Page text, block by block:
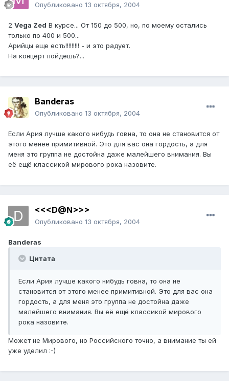
Опубликовано 13 октября, 2004
2 Vega Zed В курсе... От 150 до 500, но, по моему остались
только по 400 и 500...
Арийцы еще есть!!!!!!!!! - и это радует.
На концерт пойдешь?...
Banderas
Опубликовано 13 октября, 2004
Если Ария лучше какого нибудь говна, то она не становится от
этого менее примитивной. Это для вас она гордость, а для
меня это группа не достойна даже малейшего внимания. Вы
её ещё классикой мирового рока назовите.
<<<D@N>>>
Опубликовано 13 октября, 2004
Banderas
Цитата
Если Ария лучше какого нибудь говна, то она не
становится от этого менее примитивной. Это для вас она
гордость, а для меня это группа не достойна даже
малейшего внимания. Вы её ещё классикой мирового
рока назовите.
Может не Мирового, но Российского точно, а внимание ты ей
уже уделил :-)